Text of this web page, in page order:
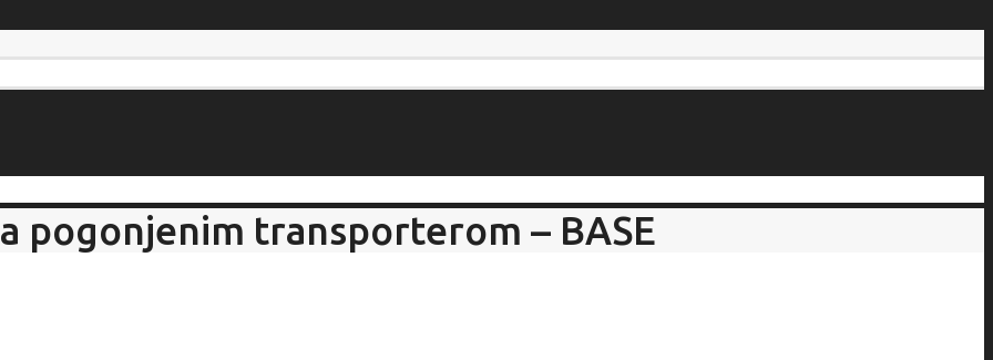
pogonjenim transporterom – BASE